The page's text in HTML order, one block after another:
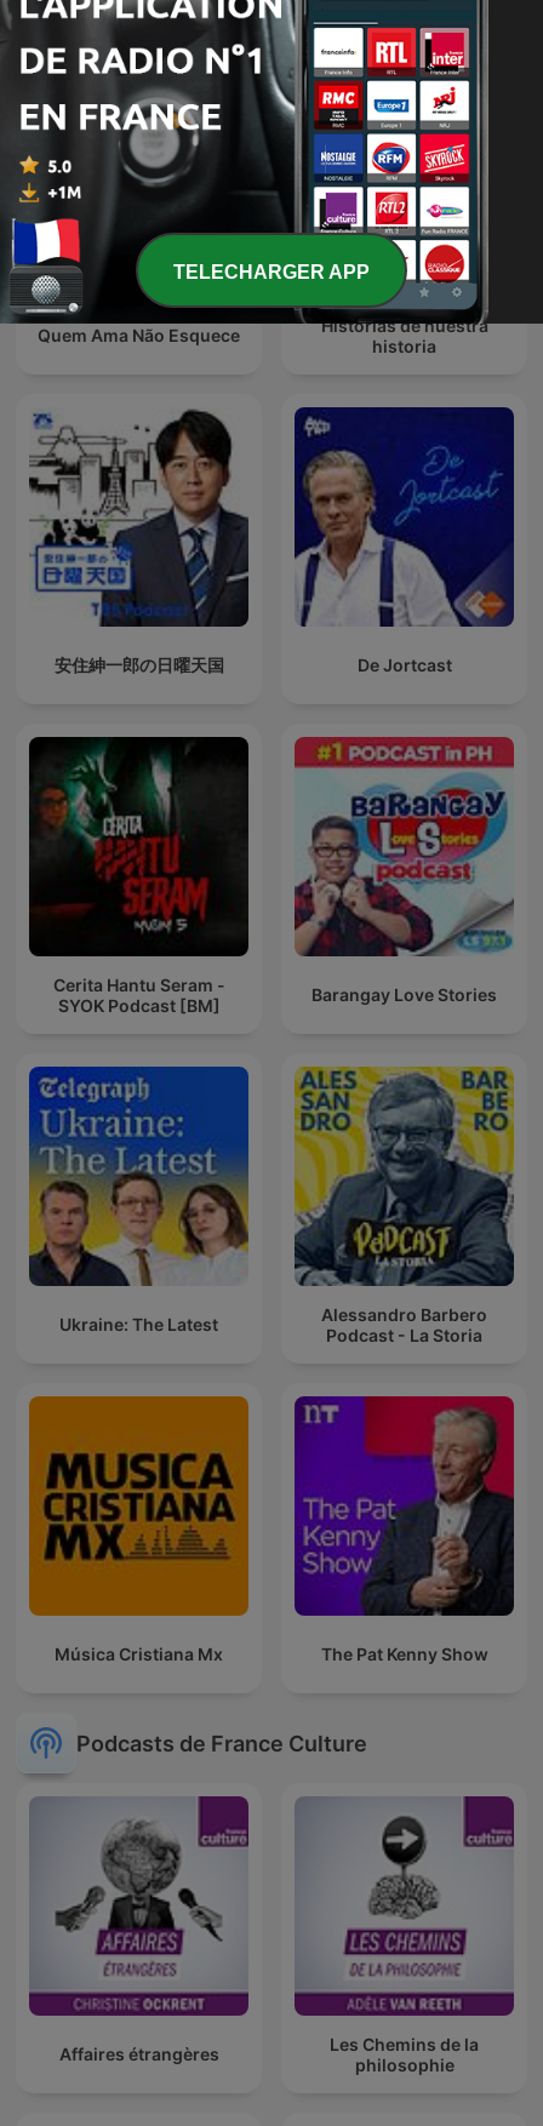
Forensic Files
Quem Ama Não Esquece
Historias de nuestra
historia
安住紳一郎の日曜天国 De Jortcast
Cerita Hantu Seram -
SYOK Podcast [BM]
Barangay Love Stories
Ukraine: The Latest
Alessandro Barbero
Podcast - La Storia
Música Cristiana Mx The Pat Kenny Show
Podcasts de France Culture
Affaires étrangères
Les Chemins de la
philosophie
TELECHARGER APP